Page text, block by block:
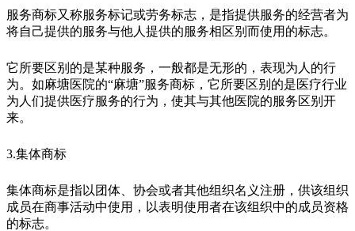
服务商标又称服务标记或劳务标志，是指提供服务的经营者为
将自己提供的服务与他人提供的服务相区别而使用的标志。
它所要区别的是某种服务，一般都是无形的，表现为人的行
为。如麻塘医院的“麻塘”服务商标，它所要区别的是医疗行业
为人们提供医疗服务的行为，使其与其他医院的服务区别开
来。
3.集体商标
集体商标是指以团体、协会或者其他组织名义注册，供该组织
成员在商事活动中使用，以表明使用者在该组织中的成员资格
的标志。